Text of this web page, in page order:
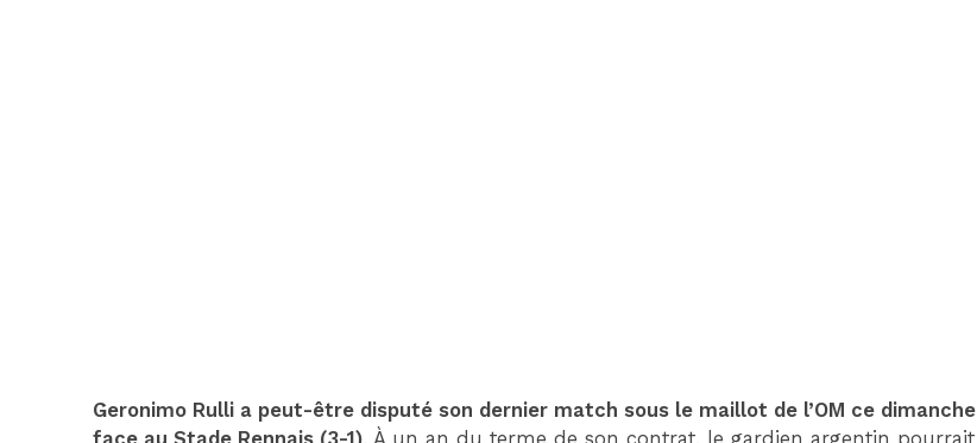
Geronimo Rulli a peut-être disputé son dernier match sous le maillot de l’OM ce dimanche
face au Stade Rennais (3-1). À un an du terme de son contrat, le gardien argentin pourrait